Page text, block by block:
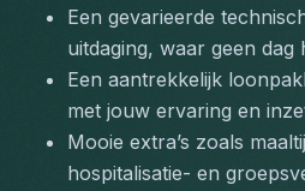
Een gevarieerde
uitdaging, waar geen dag
Een aantrekkelijk
met jouw ervaring en
Mooie extra’s zoals
hospitalisatie- en